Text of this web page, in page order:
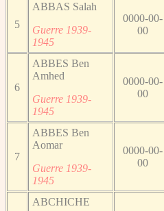
5
ABBAS Salah
Guerre 1939-
1945
0000-00-
00
6
ABBES Ben
Amhed
Guerre 1939-
1945
0000-00-
00
7
ABBES Ben
Aomar
Guerre 1939-
1945
0000-00-
00
ABCHICHE